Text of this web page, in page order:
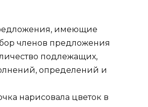
имеющие
членов предложения
подлежащих,
определений и
нарисовала цветок в